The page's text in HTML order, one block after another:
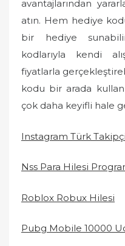
avantajlarından
atın. Hem hediye
bir hediye
kodlarıyla kendi
fiyatlarla
kodu bir arada
çok daha keyifli hale
Instagram Türk
Nss Para Hilesi
Roblox Robux Hilesi
Pubg Mobile 10000